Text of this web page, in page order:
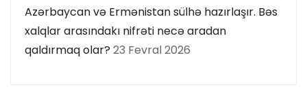
Azərbaycan və Ermənistan sülhə hazırlaşır. Bəs
xalqlar arasındakı nifrəti necə aradan
qaldırmaq olar? 23 Fevral 2026